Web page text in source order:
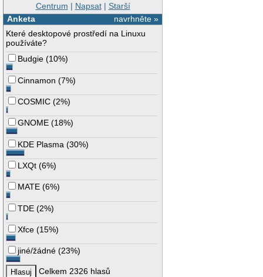
Centrum | Napsat| Starší
navrhněte »
Anketa
Které desktopové prostředí na Linuxu
používáte?
Budgie (10%)
Cinnamon (7%)
COSMIC (2%)
GNOME (18%)
KDE Plasma (30%)
LXQt (6%)
MATE (6%)
TDE (2%)
Xfce (15%)
jiné/žádné (23%)
Celkem 2326 hlasů